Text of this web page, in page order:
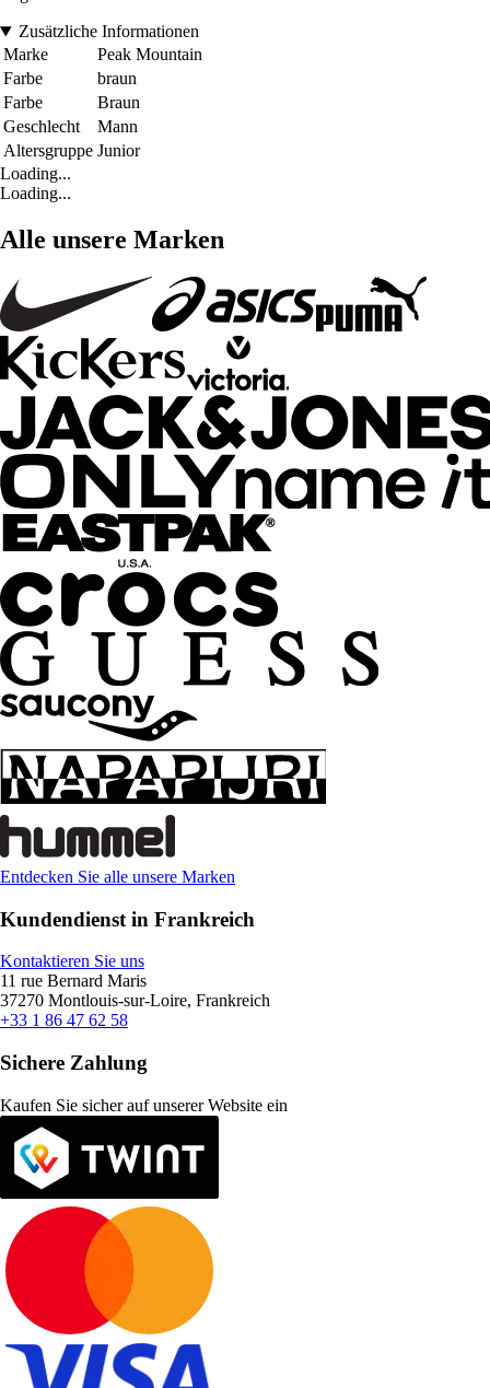
Zusätzliche Informationen
Marke
Peak Mountain
Farbe
braun
Farbe
Braun
Geschlecht
Mann
Altersgruppe Junior
Loading...
Loading...
Alle unsere Marken
Entdecken Sie alle unsere Marken
Kundendienst in Frankreich
Kontaktieren Sie uns
11 rue Bernard Maris
37270 Montlouis-sur-Loire, Frankreich
+33 1 86 47 62 58
Sichere Zahlung
Kaufen Sie sicher auf unserer Website ein